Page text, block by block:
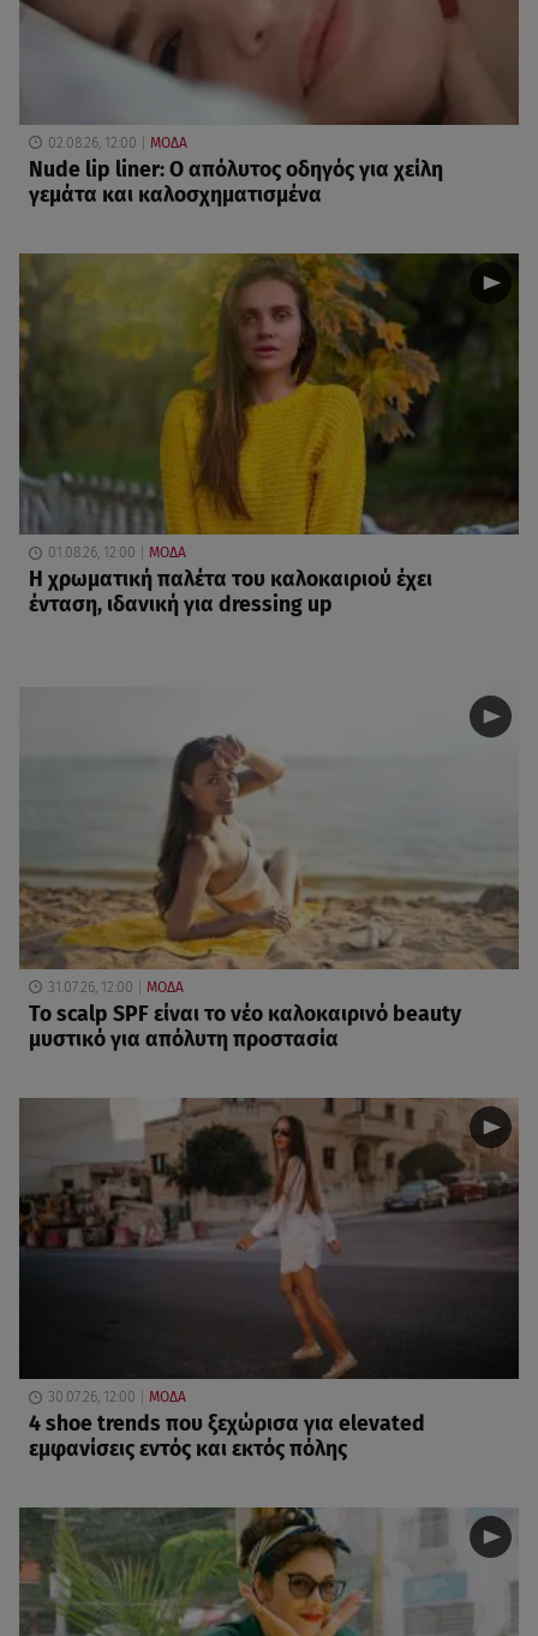
02.08.26, 12:00 ΜΟΔΑ
Nude lip liner: Ο απόλυτος οδηγός για χείλη
γεμάτα και καλοσχηματισμένα
01.08.26, 12:00 ΜΟΔΑ
Η χρωματική παλέτα του καλοκαιριού έχει
ένταση, ιδανική για dressing up
31.07.26, 12:00 ΜΟΔΑ
Το scalp SPF είναι το νέο καλοκαιρινό beauty
μυστικό για απόλυτη προστασία
30.07.26, 12:00 ΜΟΔΑ
4 shoe trends που ξεχώρισα για elevated
εμφανίσεις εντός και εκτός πόλης